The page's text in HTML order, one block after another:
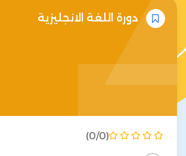
دورة اللغة الانجليزية
(0/0)